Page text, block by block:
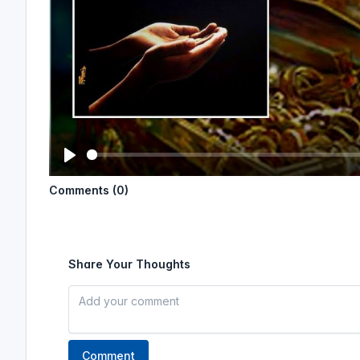
l
Comments (0)
Share Your Thoughts
Comment